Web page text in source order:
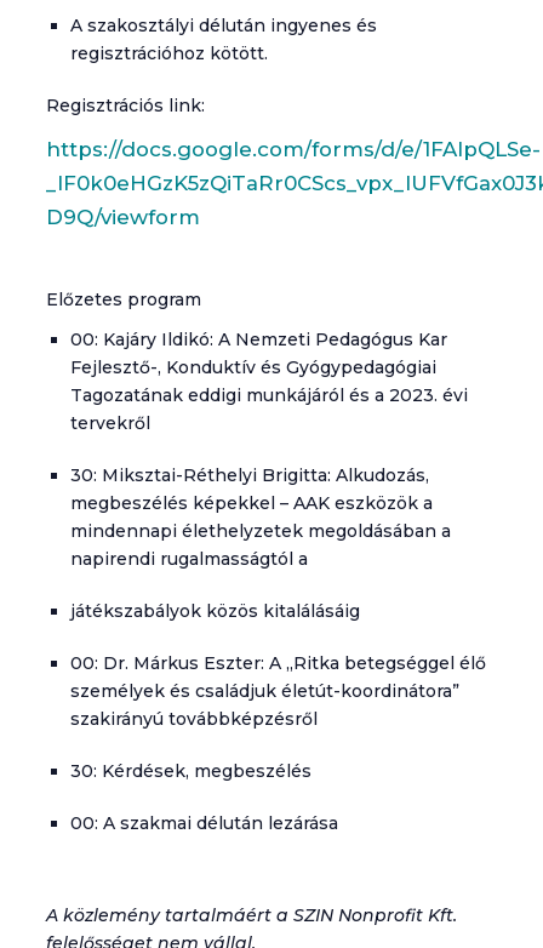
A szakosztályi délután ingyenes és
regisztrációhoz kötött.
Regisztrációs link:
https://docs.google.com/forms/d/e/1FAIpQLSe-
D9Q/viewform
Előzetes program
00: Kajáry Ildikó: A Nemzeti Pedagógus Kar
Fejlesztő-, Konduktív és Gyógypedagógiai
Tagozatának eddigi munkájáról és a 2023. évi
tervekről
30: Miksztai-Réthelyi Brigitta: Alkudozás,
megbeszélés képekkel – AAK eszközök a
mindennapi élethelyzetek megoldásában a
napirendi rugalmasságtól a
játékszabályok közös kitalálásáig
00: Dr. Márkus Eszter: A „Ritka betegséggel élő
személyek és családjuk életút-koordinátora”
szakirányú továbbképzésről
30: Kérdések, megbeszélés
00: A szakmai délután lezárása
A közlemény tartalmáért a SZIN Nonprofit Kft.
felelősséget nem vállal.